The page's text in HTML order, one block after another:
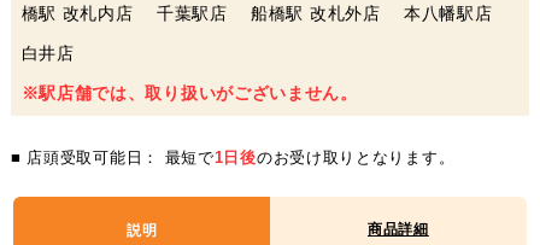
橋駅 改札内店 千葉駅店 船橋駅 改札外店 本八幡駅店
白井店
※駅店舗では、取り扱いがございません。
■ 店頭受取可能日： 最短で1日後のお受け取りとなります。
説明 商品詳細